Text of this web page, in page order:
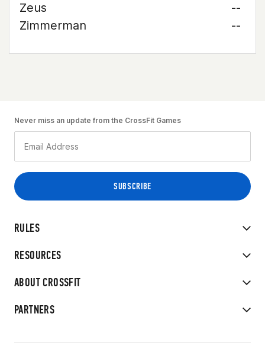
Zeus
--
Zimmerman
--
RULES
RESOURCES
ABOUT CROSSFIT
PARTNERS
Never miss an update from the CrossFit Games